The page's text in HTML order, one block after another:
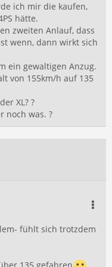
ich mir die kaufen,
hätte.
zweiten Anlauf, dass
wenn, dann wirkt sich
ein gewaltigen Anzug.
von 155km/h auf 135
XL? ?
noch was. ?
fühlt sich trotzdem